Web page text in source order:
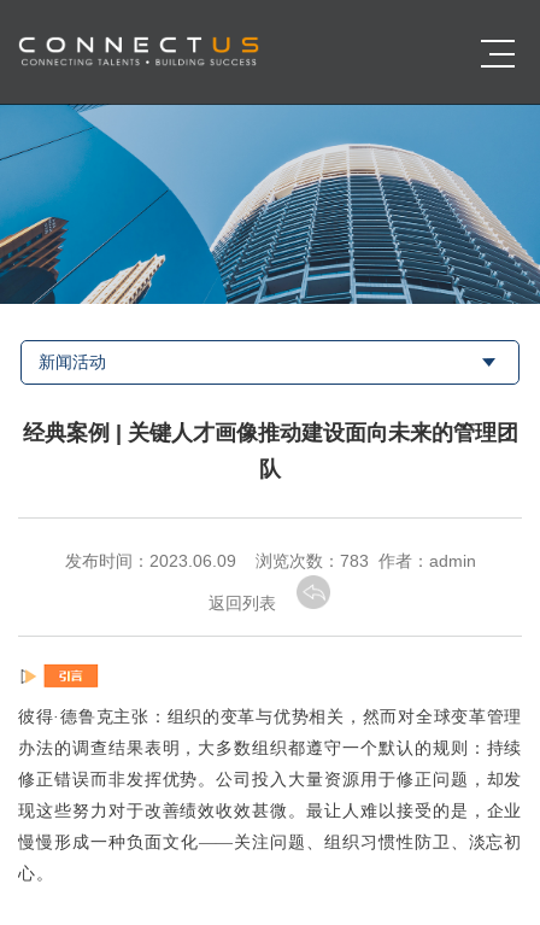
新闻活动
经典案例 | 关键人才画像推动建设面向未来的管理团
队
发布时间：2023.06.09 浏览次数： 783 作者：admin
返回列表
彼得·德鲁克主张：组织的变革与优势相关，然而对全球变革管理
办法的调查结果表明，大多数组织都遵守一个默认的规则：持续
修正错误而非发挥优势。公司投入大量资源用于修正问题，却发
现这些努力对于改善绩效收效甚微。最让人难以接受的是，企业
慢慢形成一种负面文化——关注问题、组织习惯性防卫、淡忘初
心。